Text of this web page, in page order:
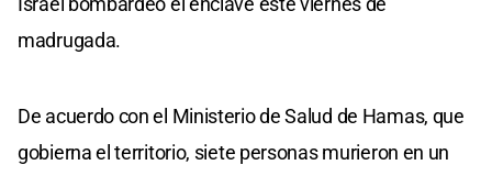
madrugada.
De acuerdo con el Ministerio de Salud de Hamas, que
gobierna el territorio, siete personas murieron en un